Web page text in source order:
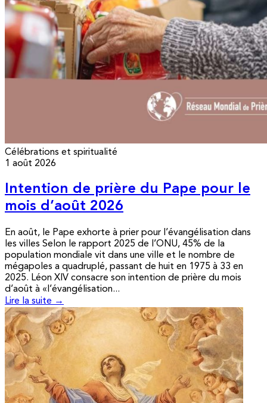
Célébrations et spiritualité
1 août 2026
Intention de prière du Pape pour le
mois d’août 2026
En août, le Pape exhorte à prier pour l’évangélisation dans
les villes Selon le rapport 2025 de l’ONU, 45% de la
population mondiale vit dans une ville et le nombre de
mégapoles a quadruplé, passant de huit en 1975 à 33 en
2025. Léon XIV consacre son intention de prière du mois
d’août à «l’évangélisation...
Lire la suite →